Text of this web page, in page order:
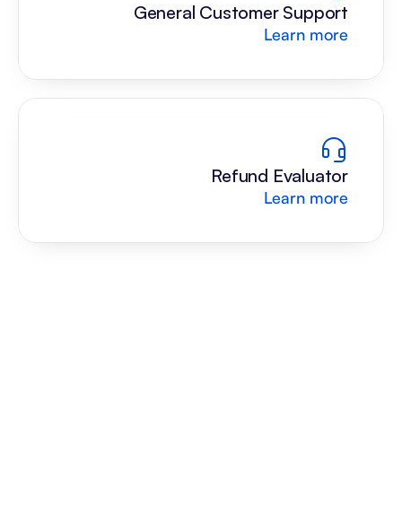
General Customer Support
Learn more
Refund Evaluator
Learn more